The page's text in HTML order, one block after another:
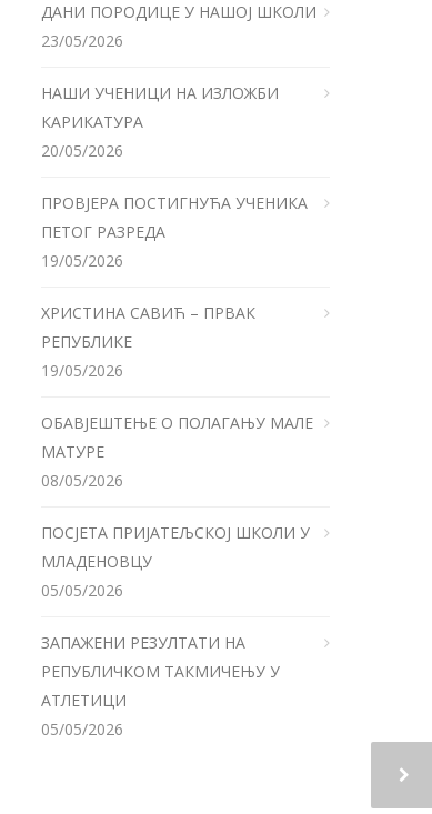
ДАНИ ПОРОДИЦЕ У НАШОЈ ШКОЛИ
23/05/2026
НАШИ УЧЕНИЦИ НА ИЗЛОЖБИ
КАРИКАТУРА
20/05/2026
ПРОВЈЕРА ПОСТИГНУЋА УЧЕНИКА
ПЕТОГ РАЗРЕДА
19/05/2026
ХРИСТИНА САВИЋ – ПРВАК
РЕПУБЛИКЕ
19/05/2026
ОБАВЈЕШТЕЊЕ О ПОЛАГАЊУ МАЛЕ
МАТУРЕ
08/05/2026
ПОСЈЕТА ПРИЈАТЕЉСКОЈ ШКОЛИ У
МЛАДЕНОВЦУ
05/05/2026
ЗАПАЖЕНИ РЕЗУЛТАТИ НА
РЕПУБЛИЧКОМ ТАКМИЧЕЊУ У
АТЛЕТИЦИ
05/05/2026